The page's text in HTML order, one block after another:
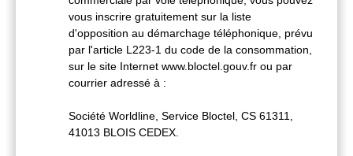
vous inscrire gratuitement sur la liste
d'opposition au démarchage téléphonique, prévu
par l'article L223-1 du code de la consommation,
sur le site Internet www.bloctel.gouv.fr ou par
courrier adressé à :
Société Worldline, Service Bloctel, CS 61311,
41013 BLOIS CEDEX.